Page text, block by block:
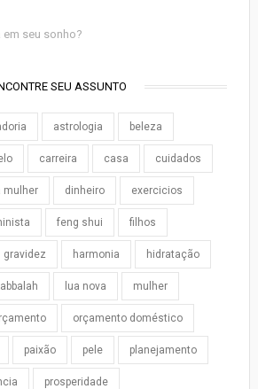
em seu sonho?
SEU ASSUNTO
astrologia beleza
carreira casa cuidados
mulher dinheiro exercicios
feng shui filhos
gravidez harmonia hidratação
lua nova mulher
orçamento doméstico
paixão pele planejamento
prosperidade